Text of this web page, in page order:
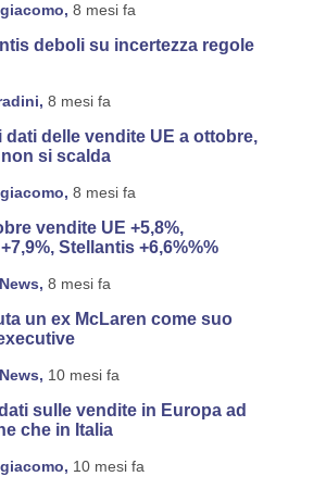
8 mesi fa
deboli su incertezza regole
8 mesi fa
dati delle vendite UE a ottobre,
si scalda
8 mesi fa
vendite UE +5,8%,
Stellantis +6,6%%%
8 mesi fa
un ex McLaren come suo
10 mesi fa
sulle vendite in Europa ad
che in Italia
10 mesi fa